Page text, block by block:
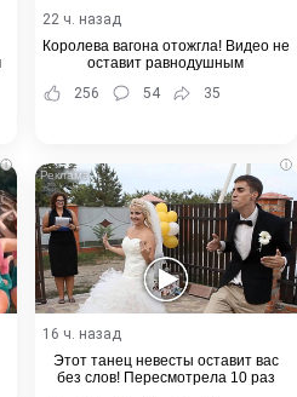
22 ч. назад
Королева вагона отожгла! Видео не
оставит равнодушным
256
54 35
i i
16 ч. назад
Этот танец невесты оставит вас
без слов! Пересмотрела 10 раз